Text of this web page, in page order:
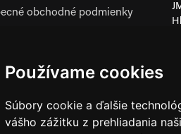
Používame cookies
Súbory cookie a ďalšie
vášho zážitku z prehliadania
obchodné podmienky